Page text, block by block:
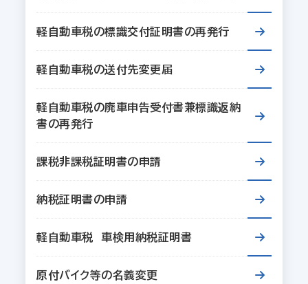
軽自動車税の標識交付証明書の再発行
軽自動車税の送付先変更届
軽自動車税の廃車申告受付書兼標識返納
書の再発行
課税非課税証明書の申請
納税証明書の申請
軽自動車税 車検用納税証明書
原付バイク等の名義変更